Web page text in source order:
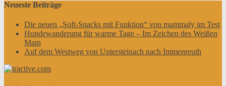
Neueste Beiträge
Die neuen „Soft-Snacks mit Funktion“ von mammaly im Test
Hundewanderung für warme Tage – Im Zeichen des Weißen
Main
Auf dem Westweg von Untersteinach nach Immenreuth